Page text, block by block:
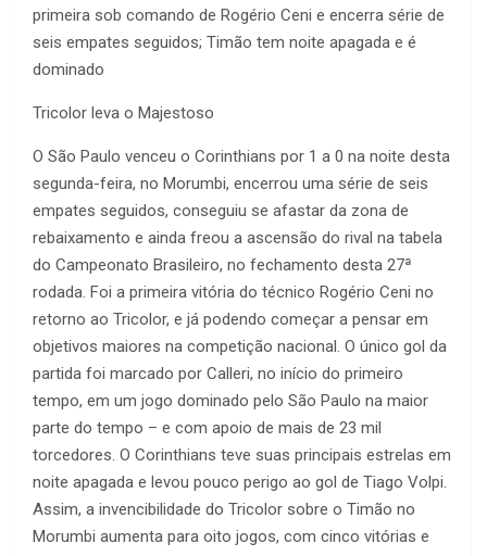
primeira sob comando de Rogério Ceni e encerra série de
seis empates seguidos; Timão tem noite apagada e é
dominado
Tricolor leva o Majestoso
O São Paulo venceu o Corinthians por 1 a 0 na noite desta
segunda-feira, no Morumbi, encerrou uma série de seis
empates seguidos, conseguiu se afastar da zona de
rebaixamento e ainda freou a ascensão do rival na tabela
do Campeonato Brasileiro, no fechamento desta 27ª
rodada. Foi a primeira vitória do técnico Rogério Ceni no
retorno ao Tricolor, e já podendo começar a pensar em
objetivos maiores na competição nacional. O único gol da
partida foi marcado por Calleri, no início do primeiro
tempo, em um jogo dominado pelo São Paulo na maior
parte do tempo – e com apoio de mais de 23 mil
torcedores. O Corinthians teve suas principais estrelas em
noite apagada e levou pouco perigo ao gol de Tiago Volpi.
Assim, a invencibilidade do Tricolor sobre o Timão no
Morumbi aumenta para oito jogos, com cinco vitórias e